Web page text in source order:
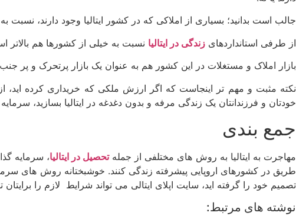
جالب است بدانید؛ بسیاری از املاکی که در کشور ایتالیا وجود دارند،
از طرفی استانداردهای زندگی در ایتالیا نسبت به خیلی از کشورها هم
بازار املاک و مستغلات در این کشور هم به عنوان یک بازار پرتحرک و پر
نکته مثبت و مهم‌ تر اینجاست که اگر ارزش ملکی که خریداری کرده‌ اید،
خودتان و فرزندانتان یک زندگی مرفه و بدون دغدغه در ایتالیا بسازید،
جمع‌ بندی
مهاجرت به ایتالیا به روش های مختلفی از جملهتحصیل در ایتالیا، سرمایه
طریق در کشورهای اروپایی پیشرفته زندگی کنند. خوشبختانه روش‌ های
تصمیم خود را گرفته‌ اید، سایت اپلای ایتالی می‌ تواند شرایط لازم را
نوشته های مرتبط: